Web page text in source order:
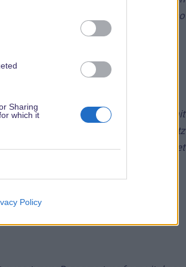
Sharing
which it
Policy
Es ist das erste Mal, dass wir so
bei Disneyland Paris arbeite!
Geschichte wie in einem Musical, mit
für die Show wurden von Tyler Koontz
an anderen Projekten mit uns gearbeitet
wahrscheinlich ihre